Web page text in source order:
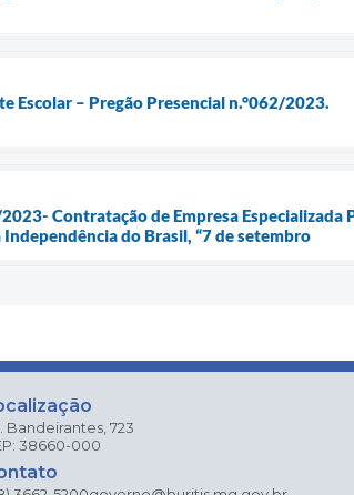
Escolar – Pregão Presencial n.°062/2023.
Contratação de Empresa
do Brasil, “7 de setembro
Bandeirantes, 723
38660-000